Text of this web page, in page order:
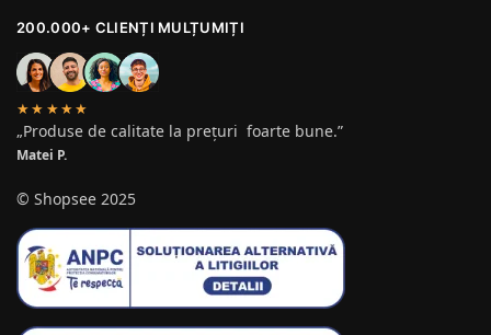
200.000+ CLIENȚI MULȚUMIȚI
★★★★★
„Produse de calitate la prețuri foarte bune.”
Matei P.
© Shopsee 2025